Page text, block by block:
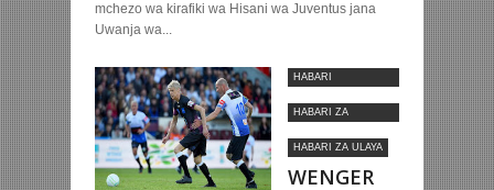
mchezo wa kirafiki wa Hisani wa Juventus jana
Uwanja wa...
HABARI
HABARI ZA
HABARI ZA ULAYA
WENGER